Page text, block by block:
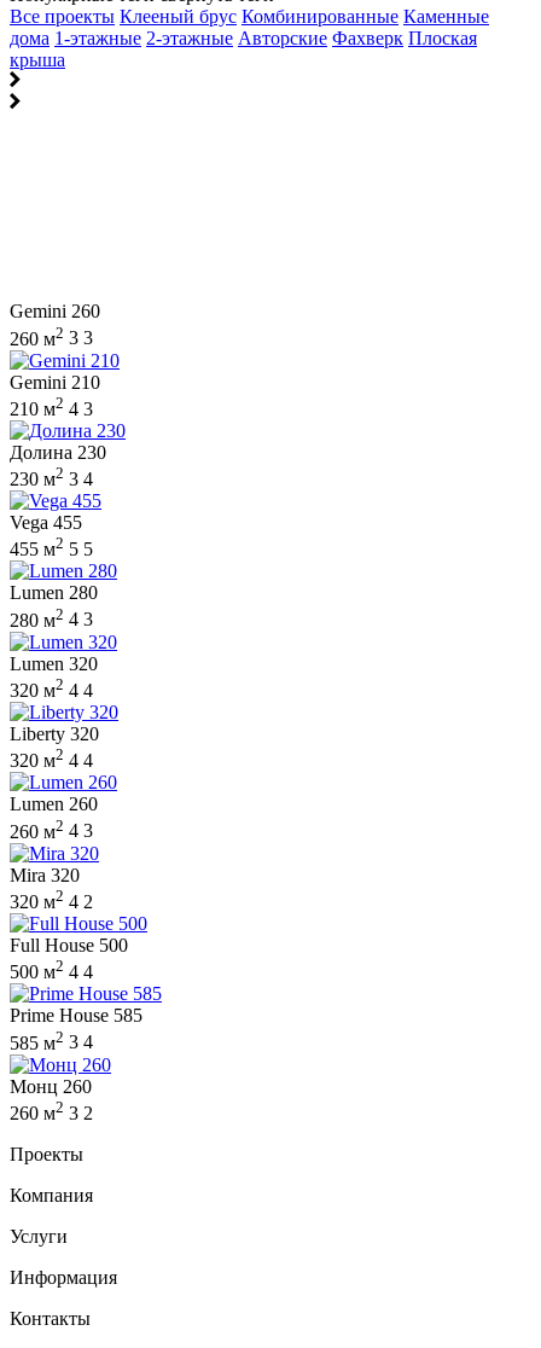
Все проекты Клееный брус Комбинированные Каменные
дома 1-этажные 2-этажные Авторские Фахверк Плоская
крыша
Gemini 260
260 м2 3 3
Gemini 210
210 м2 4 3
Долина 230
230 м2 3 4
Vega 455
455 м2 5 5
Lumen 280
280 м2 4 3
Lumen 320
320 м2 4 4
Liberty 320
320 м2 4 4
Lumen 260
260 м2 4 3
Mira 320
320 м2 4 2
Full House 500
500 м2 4 4
Prime House 585
585 м2 3 4
Монц 260
260 м2 3 2
Проекты
Компания
Услуги
Информация
Контакты